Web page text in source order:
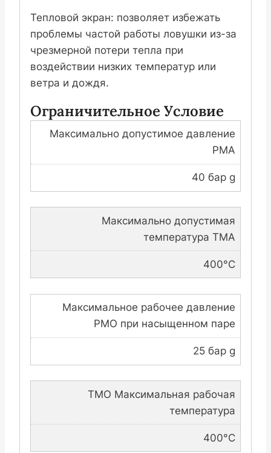
Тепловой экран: позволяет избежать
проблемы частой работы ловушки из-за
чрезмерной потери тепла при
воздействии низких температур или
ветра и дождя.
Ограничительное Условие
Максимально допустимое давление
PMA
40 бар g
Максимально допустимая
температура TMA
400°C
Максимальное рабочее давление
PMO при насыщенном паре
25 бар g
TMO Максимальная рабочая
температура
400°C